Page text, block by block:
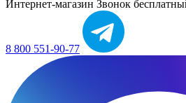
Интернет-магазин Звонок
8 800 551-90-77